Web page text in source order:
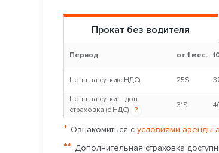
Прокат без водителя
Период от 1 мес.
Цена за сутки(с НДС) 25$
Цена за сутки + доп.
страховка (с НДС)
?
31$
* Ознакомиться с условиями аренды
** Дополнительная страховка